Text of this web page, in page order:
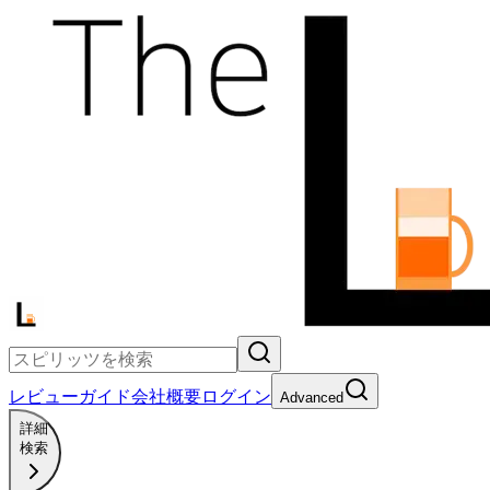
レビューガイド会社概要ログイン Advanced
詳細
検索